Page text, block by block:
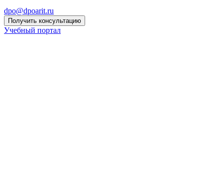
dpo@dpoarit.ru
Получить консультацию
Учебный портал